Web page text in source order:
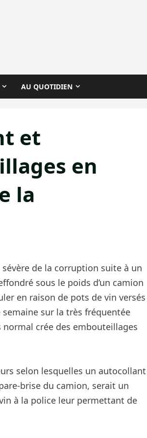
AU QUOTIDIEN
et
en
la
de la corruption suite à un
sous le poids d’un camion
en raison de pots de vin versés
sur la très fréquentée
crée des embouteillages
selon lesquelles un autocollant
brise du camion, serait un
à la police leur permettant de